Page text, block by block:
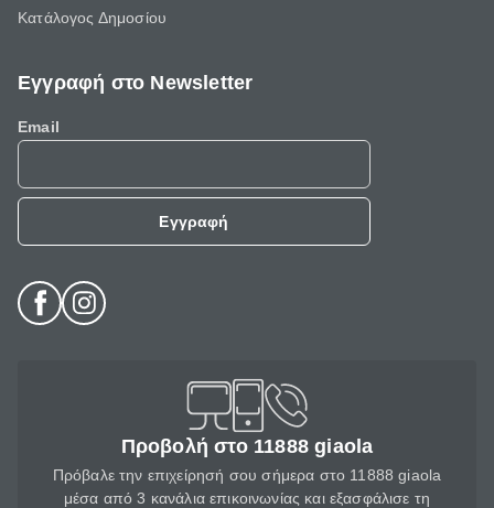
Κατάλογος Δημοσίου
Εγγραφή στο Newsletter
Email
Εγγραφή
Προβολή στο 11888 giaola
Πρόβαλε την επιχείρησή σου σήμερα στο 11888 giaola
μέσα από 3 κανάλια επικοινωνίας και εξασφάλισε τη